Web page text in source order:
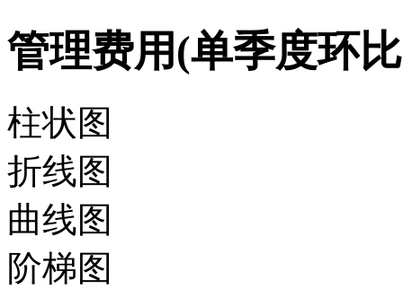
管理费用(单季度环
柱状图
折线图
曲线图
阶梯图